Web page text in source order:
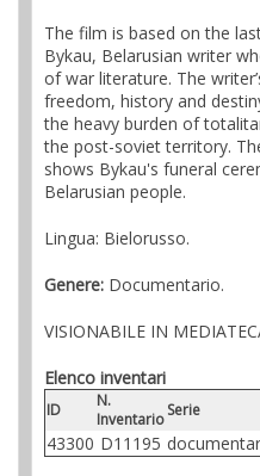
The film is based on the
Bykau, Belarusian writer
of war literature. The
freedom, history and
the heavy burden of
the post-soviet territory.
shows Bykau's funeral
Belarusian people.
Lingua: Bielorusso.
Genere: Documentario.
VISIONABILE IN
Elenco inventari
ID
N.
InventarioSerie
43300 D11195